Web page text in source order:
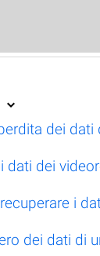
dei dati
dati dei
i
dei dati di